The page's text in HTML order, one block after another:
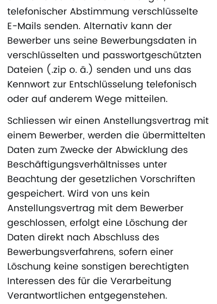
telefonischer Abstimmung verschlüsselte
E-Mails senden. Alternativ kann der
Bewerber uns seine Bewerbungsdaten in
verschlüsselten und passwortgeschützten
Dateien (.zip o. ä.) senden und uns das
Kennwort zur Entschlüsselung telefonisch
oder auf anderem Wege mitteilen.
Schliessen wir einen Anstellungsvertrag mit
einem Bewerber, werden die übermittelten
Daten zum Zwecke der Abwicklung des
Beschäftigungsverhältnisses unter
Beachtung der gesetzlichen Vorschriften
gespeichert. Wird von uns kein
Anstellungsvertrag mit dem Bewerber
geschlossen, erfolgt eine Löschung der
Daten direkt nach Abschluss des
Bewerbungsverfahrens, sofern einer
Löschung keine sonstigen berechtigten
Interessen des für die Verarbeitung
Verantwortlichen entgegenstehen.